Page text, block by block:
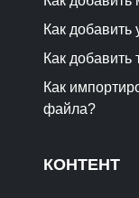
Как добавить
Как добавить
Как
файла?
КОНТЕНТ